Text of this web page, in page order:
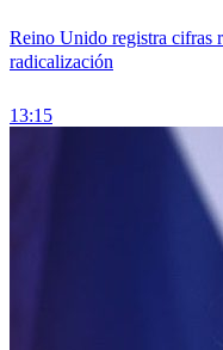
Reino Unido registra cifras
radicalización
13:15